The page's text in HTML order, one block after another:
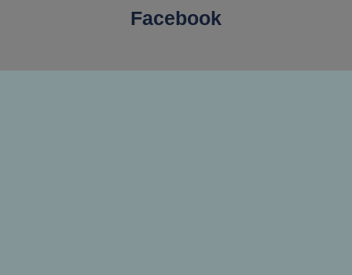
Facebook